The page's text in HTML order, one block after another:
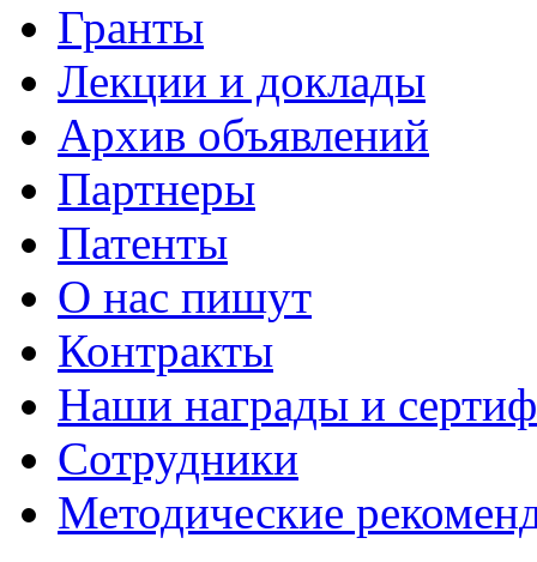
Гранты
Лекции и доклады
Архив объявлений
Партнеры
Патенты
О нас пишут
Контракты
Наши награды и
Сотрудники
Методические